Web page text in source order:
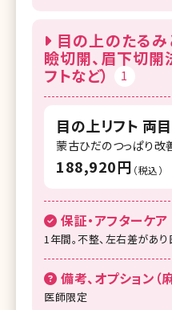
目の上のたるみ
瞼切開、眉下切開
フトなど）
1
目の上リフト 両目
蒙古ひだのつっぱり改
188,920円 （税込）
保証・アフターケア
1年間。不整、左右差があ
備考、オプション（
医師限定